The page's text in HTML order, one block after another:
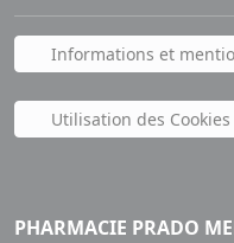
Informations et
Utilisation des Cookies
PHARMACIE PRADO